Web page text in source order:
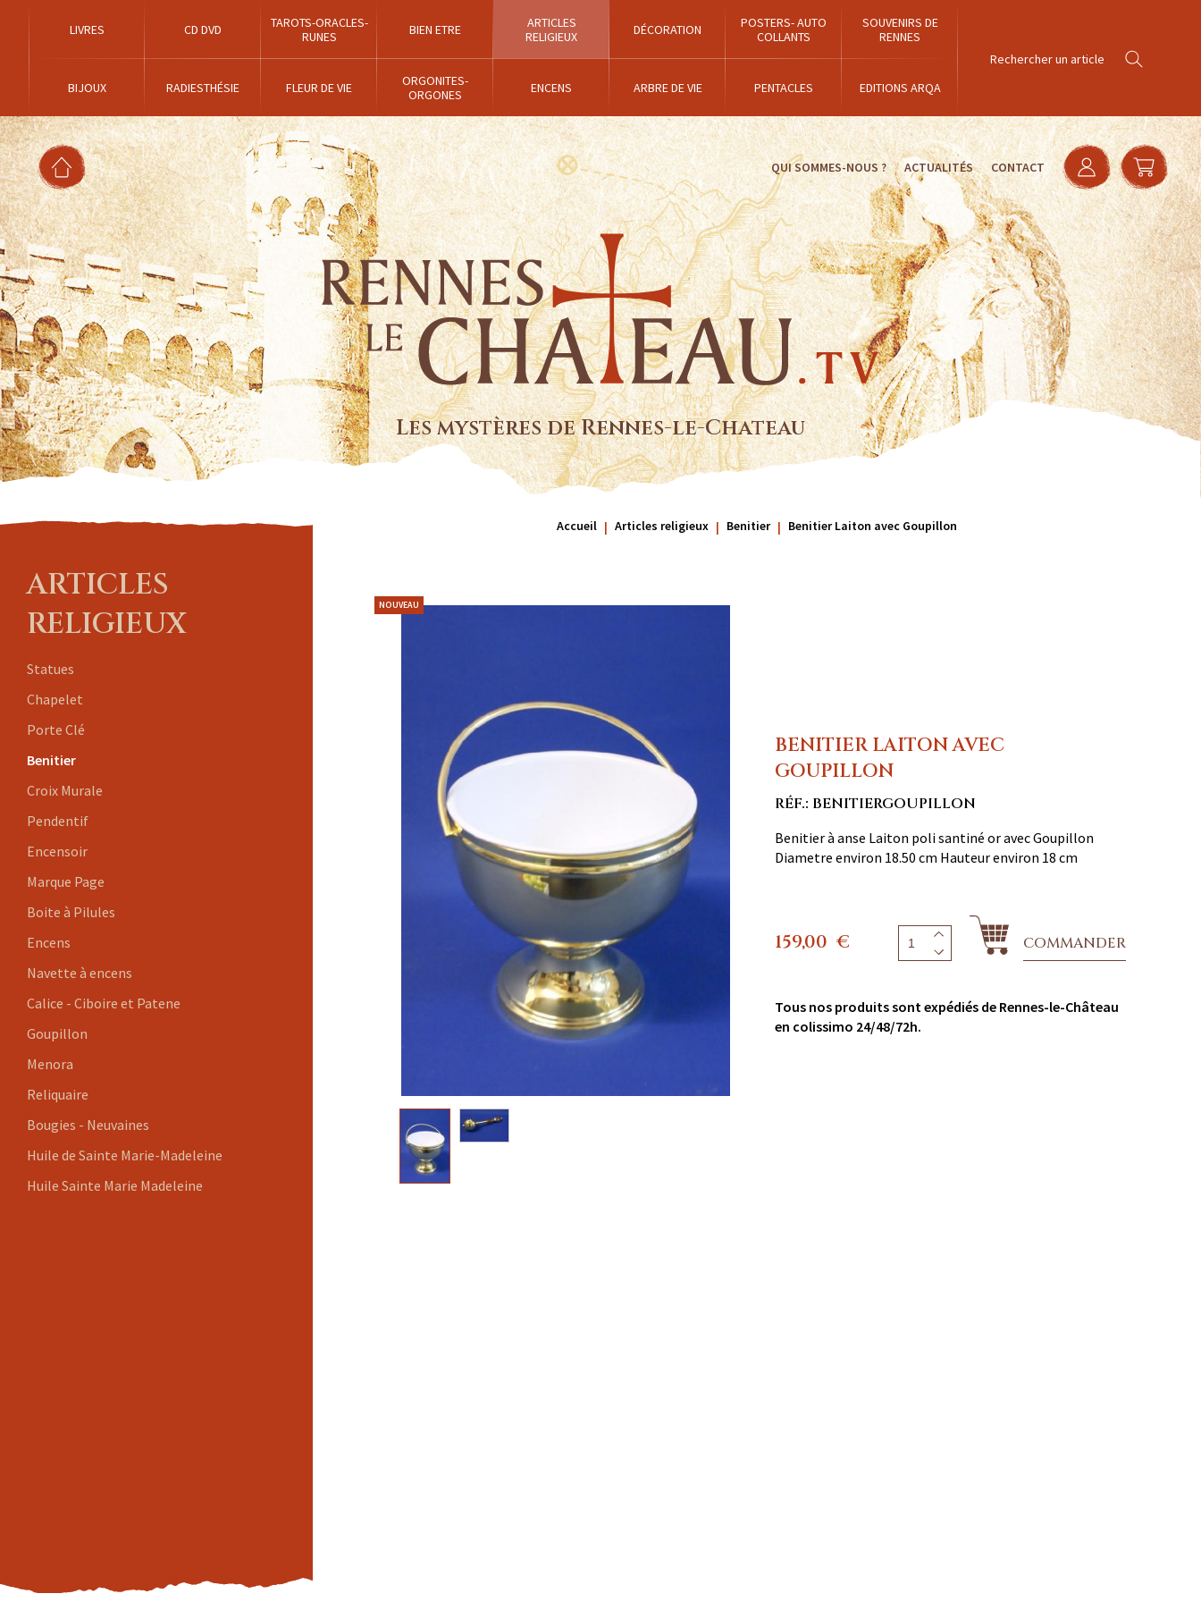
LIVRES CD DVD
TAROTS-ORACLES-
RUNES
BIEN ETRE
ARTICLES
RELIGIEUX
DÉCORATION
POSTERS- AUTO
COLLANTS
SOUVENIRS DE
RENNES
BIJOUX RADIESTHÉSIE FLEUR DE VIE
ORGONITES-
ORGONES
ENCENS ARBRE DE VIE PENTACLES EDITIONS ARQA
QUI SOMMES-NOUS ? ACTUALITÉS CONTACT
Les mystères de Rennes-le-Chateau
ARTICLES
RELIGIEUX
Statues
Chapelet
Porte Clé
Benitier
Croix Murale
Pendentif
Encensoir
Marque Page
Boite à Pilules
Encens
Navette à encens
Calice - Ciboire et Patene
Goupillon
Menora
Reliquaire
Bougies - Neuvaines
Huile de Sainte Marie-Madeleine
Huile Sainte Marie Madeleine
Accueil Articles religieux Benitier Benitier Laiton avec Goupillon
NOUVEAU
BENITIER LAITON AVEC
GOUPILLON
RÉF.: BENITIERGOUPILLON
Benitier à anse Laiton poli santiné or avec Goupillon
Diametre environ 18.50 cm Hauteur environ 18 cm
159,00 € COMMANDER
Tous nos produits sont expédiés de Rennes-le-Château
en colissimo 24/48/72h.